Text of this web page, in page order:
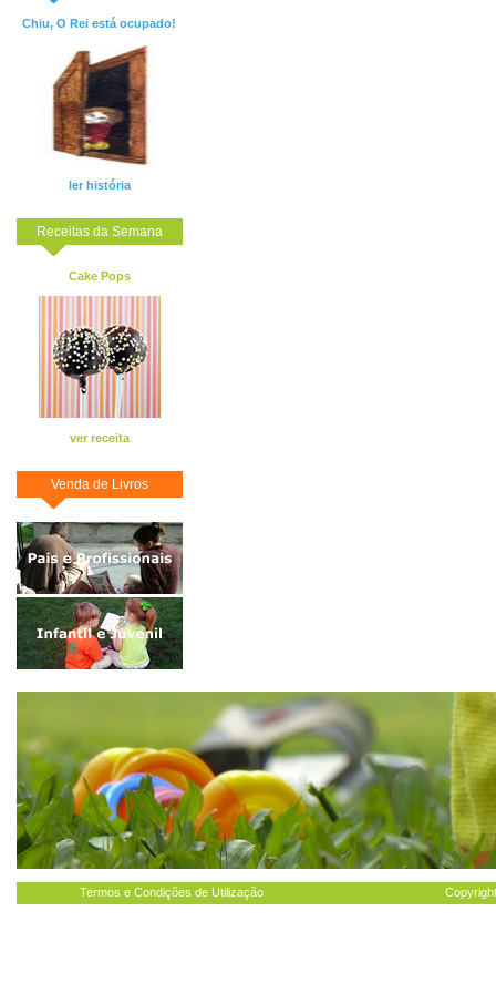
Chiu, O Rei está ocupado!
ler história
Receitas da Semana
Cake Pops
ver receita
Venda de Livros
Termos e Condições de Utilização